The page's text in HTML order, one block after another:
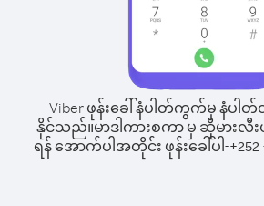
Viber ဖုန်းခေါ်နံပါတ်ကွက်မှ နံပါတ်
နိုင်သည်။မာဒါကားစကာ မှ ဆိုမားလီ
ရန် အောက်ပါအတိုင်း ဖုန်းခေါ်ပါ-+252